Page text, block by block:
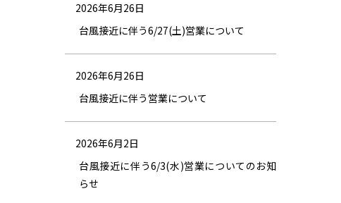
2026年6月26日
台風接近に伴う6/27(土)営業について
2026年6月26日
台風接近に伴う営業について
2026年6月2日
台風接近に伴う6/3(水)営業についてのお知
らせ